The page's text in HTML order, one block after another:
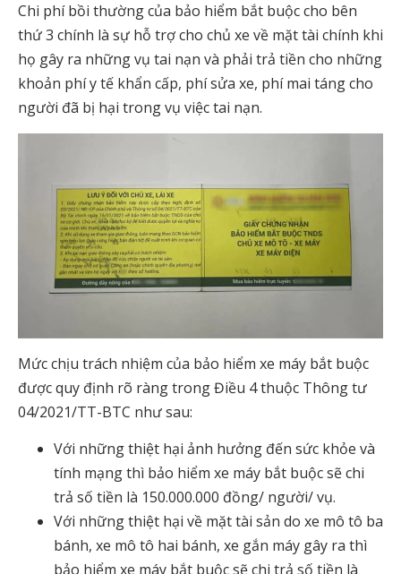
Chi phí bồi thường của bảo hiểm bắt buộc cho bên
thứ 3 chính là sự hỗ trợ cho chủ xe về mặt tài chính khi
họ gây ra những vụ tai nạn và phải trả tiền cho những
khoản phí y tế khẩn cấp, phí sửa xe, phí mai táng cho
người đã bị hại trong vụ việc tai nạn.
Mức chịu trách nhiệm của bảo hiểm xe máy bắt buộc
được quy định rõ ràng trong Điều 4 thuộc Thông tư
04/2021/TT-BTC như sau:
Với những thiệt hại ảnh hưởng đến sức khỏe và
tính mạng thì bảo hiểm xe máy bắt buộc sẽ chi
trả số tiền là 150.000.000 đồng/ người/ vụ.
Với những thiệt hại về mặt tài sản do xe mô tô ba
bánh, xe mô tô hai bánh, xe gắn máy gây ra thì
bảo hiểm xe máy bắt buộc sẽ chi trả số tiền là